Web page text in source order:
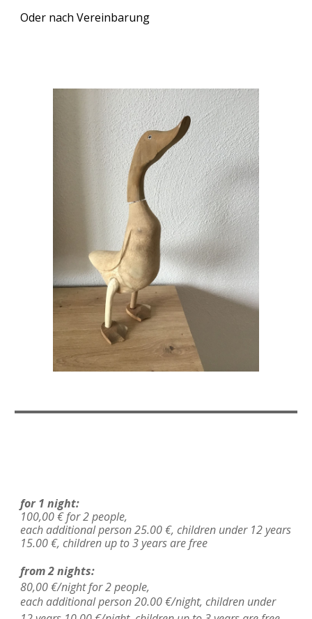
Oder nach Vereinbarung
for 1night:
100,00 € for 2people,
each additional person 25.00 €, children under 12 years
15.00 €, children up to 3 years are free
from2 nights:
80,00 €/night for 2people,
each additional person 20.00 €/night, children under